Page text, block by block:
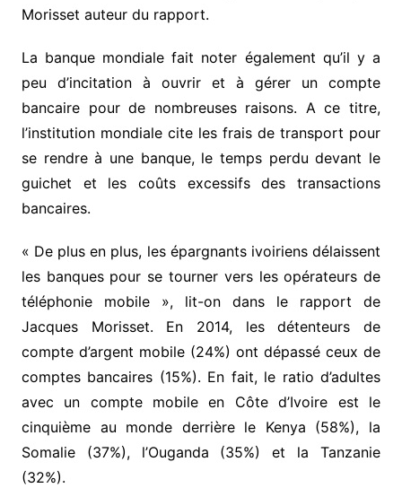
Morisset auteur du rapport.
La banque mondiale fait noter également qu’il y a
peu d’incitation à ouvrir et à gérer un compte
bancaire pour de nombreuses raisons. A ce titre,
l’institution mondiale cite les frais de transport pour
se rendre à une banque, le temps perdu devant le
guichet et les coûts excessifs des transactions
bancaires.
« De plus en plus, les épargnants ivoiriens délaissent
les banques pour se tourner vers les opérateurs de
téléphonie mobile », lit-on dans le rapport de
Jacques Morisset. En 2014, les détenteurs de
compte d’argent mobile (24%) ont dépassé ceux de
comptes bancaires (15%). En fait, le ratio d’adultes
avec un compte mobile en Côte d’Ivoire est le
cinquième au monde derrière le Kenya (58%), la
Somalie (37%), l’Ouganda (35%) et la Tanzanie
(32%).